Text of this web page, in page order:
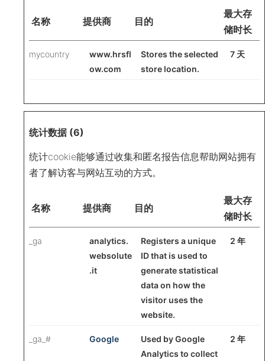
名称 提供商 目的
最大存
储时长
mycountry
www.hrsfl
ow.com
Stores the selected
store location.
7 天
统计数据 (6)
统计cookie能够通过收集和匿名报告信息帮助网站拥有
者了解访客与网站互动的方式。
名称 提供商 目的
最大存
储时长
_ga
analytics.
websolute
.it
Registers a unique
ID that is used to
generate statistical
data on how the
visitor uses the
website.
2 年
_ga_# Google
Used by Google
Analytics to collect
2 年